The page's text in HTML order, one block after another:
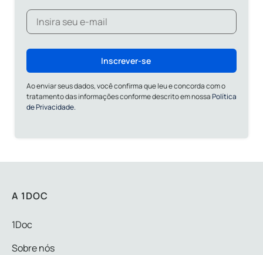
Inscrever-se
Ao enviar seus dados, você confirma que leu e concorda com o
tratamento das informações conforme descrito em nossaPolítica
de Privacidade.
A 1DOC
1Doc
Sobre nós